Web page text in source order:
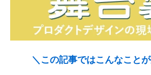
＼この記事ではこんなこと